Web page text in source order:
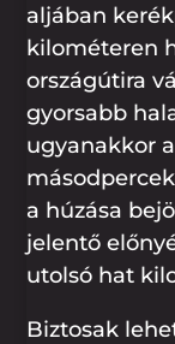
aljában
kilométeren
országútira
gyorsabb
ugyanakkor
a húzása
jelentő
utolsó hat
Biztosak